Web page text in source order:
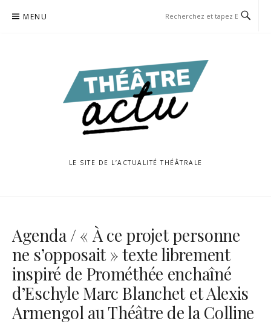
MENU
LE SITE DE L’ACTUALITÉ THÉÂTRALE
Agenda / « À ce projet personne
ne s’opposait » texte librement
inspiré de Prométhée enchaîné
d’Eschyle Marc Blanchet et Alexis
Armengol au Théâtre de la Colline